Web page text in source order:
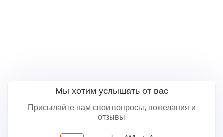
Мы хотим услышать от вас
Присылайте нам свои вопросы, пожелания и
отзывы